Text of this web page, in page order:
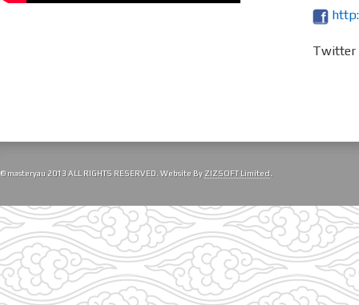
© masteryau 2013 ALL RIGHTS RESERVED. Website By ZIZSOFT Limited